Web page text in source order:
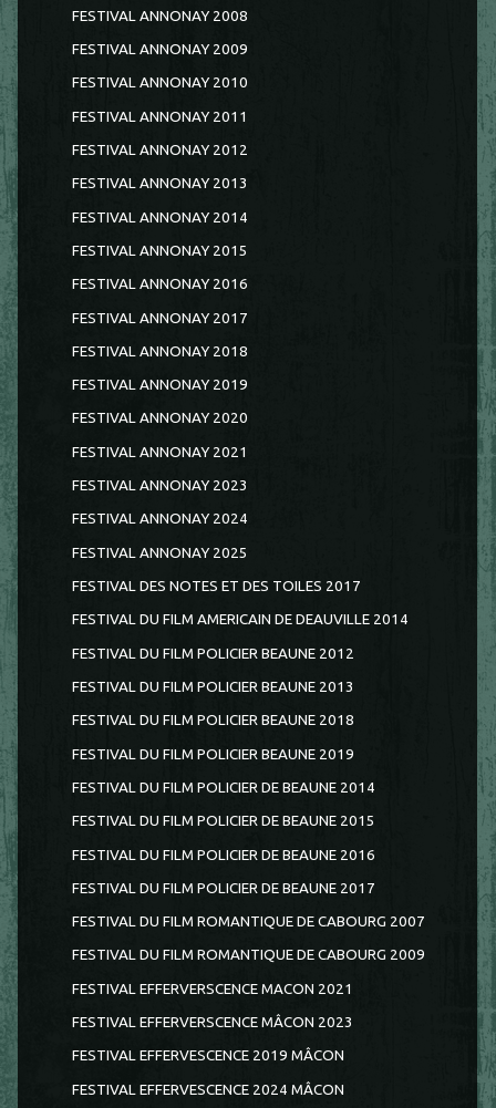
FESTIVAL ANNONAY 2008
FESTIVAL ANNONAY 2009
FESTIVAL ANNONAY 2010
FESTIVAL ANNONAY 2011
FESTIVAL ANNONAY 2012
FESTIVAL ANNONAY 2013
FESTIVAL ANNONAY 2014
FESTIVAL ANNONAY 2015
FESTIVAL ANNONAY 2016
FESTIVAL ANNONAY 2017
FESTIVAL ANNONAY 2018
FESTIVAL ANNONAY 2019
FESTIVAL ANNONAY 2020
FESTIVAL ANNONAY 2021
FESTIVAL ANNONAY 2023
FESTIVAL ANNONAY 2024
FESTIVAL ANNONAY 2025
FESTIVAL DES NOTES ET DES TOILES 2017
FESTIVAL DU FILM AMERICAIN DE DEAUVILLE 2014
FESTIVAL DU FILM POLICIER BEAUNE 2012
FESTIVAL DU FILM POLICIER BEAUNE 2013
FESTIVAL DU FILM POLICIER BEAUNE 2018
FESTIVAL DU FILM POLICIER BEAUNE 2019
FESTIVAL DU FILM POLICIER DE BEAUNE 2014
FESTIVAL DU FILM POLICIER DE BEAUNE 2015
FESTIVAL DU FILM POLICIER DE BEAUNE 2016
FESTIVAL DU FILM POLICIER DE BEAUNE 2017
FESTIVAL DU FILM ROMANTIQUE DE CABOURG 2007
FESTIVAL DU FILM ROMANTIQUE DE CABOURG 2009
FESTIVAL EFFERVERSCENCE MACON 2021
FESTIVAL EFFERVERSCENCE MÂCON 2023
FESTIVAL EFFERVESCENCE 2019 MÂCON
FESTIVAL EFFERVESCENCE 2024 MÂCON